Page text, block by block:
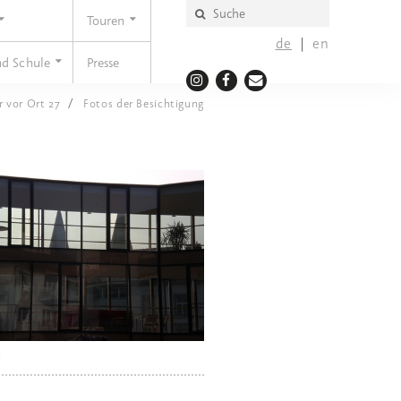
de en
Touren
Schule Presse
vor Ort 27 Fotos der Besichtigung